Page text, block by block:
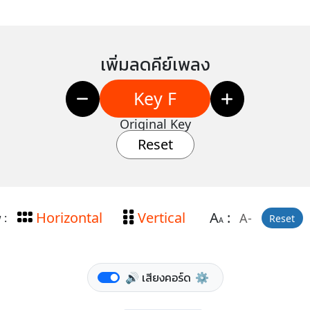
เพิ่มลดคีย์เพลง
Key F
Original Key
Reset
: Horizontal Vertical AA: A- Reset
🔊 เสียงคอร์ด ⚙️